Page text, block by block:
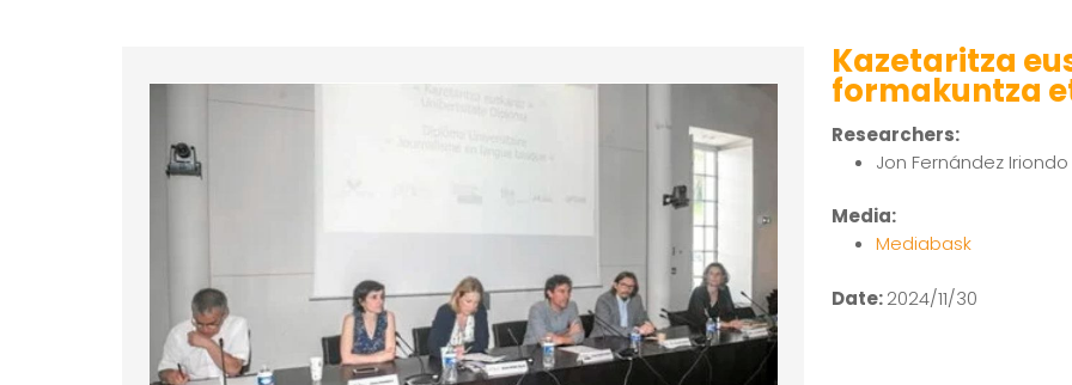
Kazetaritza
formakuntza
Researchers:
Jon Fernández Iriondo
Media:
Mediabask
Date:2024/11/30